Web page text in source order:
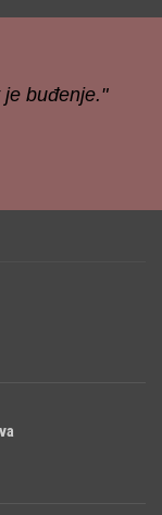
buđenje."